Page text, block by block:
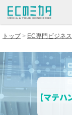
トップ EC専門ビジネ
【マテ